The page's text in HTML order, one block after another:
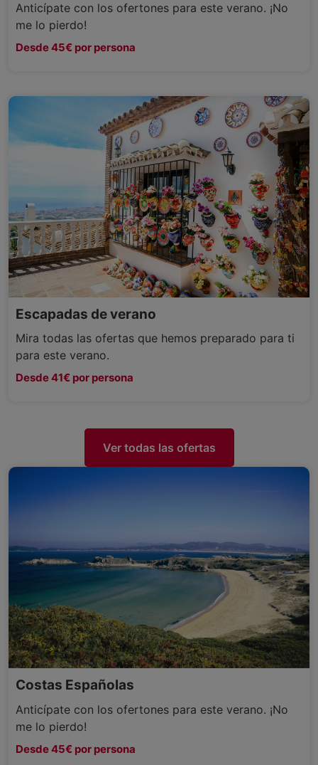
Anticípate con los ofertones para este verano. ¡No
me lo pierdo!
Desde 45€ por persona
Escapadas de verano
Mira todas las ofertas que hemos preparado para ti
para este verano.
Desde 41€ por persona
Ver todas las ofertas
Costas Españolas
Anticípate con los ofertones para este verano. ¡No
me lo pierdo!
Desde 45€ por persona